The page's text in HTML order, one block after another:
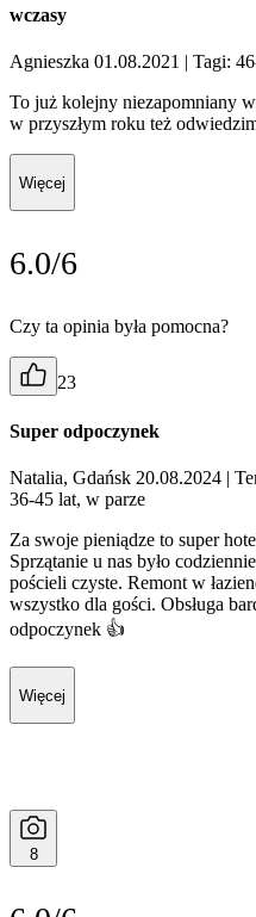
wczasy
Agnieszka 01.08.2021 | Tagi:
To już kolejny niezapomniany
w przyszłym roku też
Więcej
6.0/6
Czy ta opinia była pomocna?
23
Super odpoczynek
Natalia, Gdańsk 20.08.2024 |
36-45 lat, w parze
Za swoje pieniądze to super
Sprzątanie u nas było
pościeli czyste. Remont w
wszystko dla gości. Obsługa
odpoczynek 👍
Więcej
8